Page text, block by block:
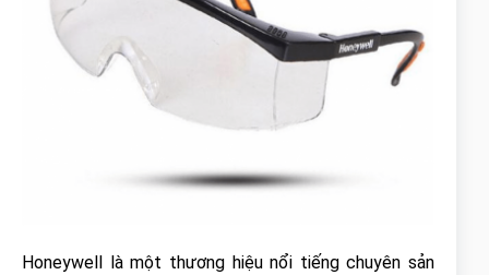
Honeywell là một thương hiệu nổi tiếng chuyên sản